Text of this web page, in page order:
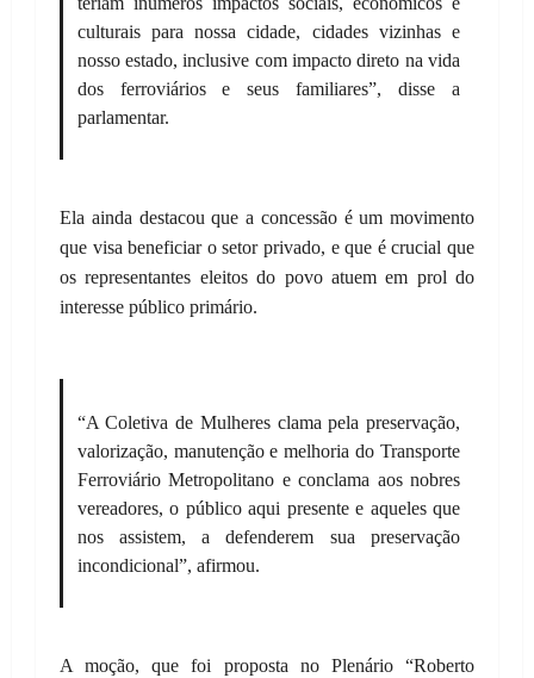
culturais para nossa cidade, cidades vizinhas e
nosso estado, inclusive com impacto direto na vida
dos ferroviários e seus familiares”, disse a
parlamentar.
Ela ainda destacou que a concessão é um movimento
que visa beneficiar o setor privado, e que é crucial que
os representantes eleitos do povo atuem em prol do
interesse público primário.
“A Coletiva de Mulheres clama pela preservação,
valorização, manutenção e melhoria do Transporte
Ferroviário Metropolitano e conclama aos nobres
vereadores, o público aqui presente e aqueles que
nos assistem, a defenderem sua preservação
incondicional”, afirmou.
A moção, que foi proposta no Plenário “Roberto